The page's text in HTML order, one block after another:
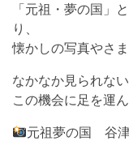
「元祖・夢の国」
り、
懐かしの写真やさ
なかなか見られな
この機会に足を運
元祖夢の国 谷